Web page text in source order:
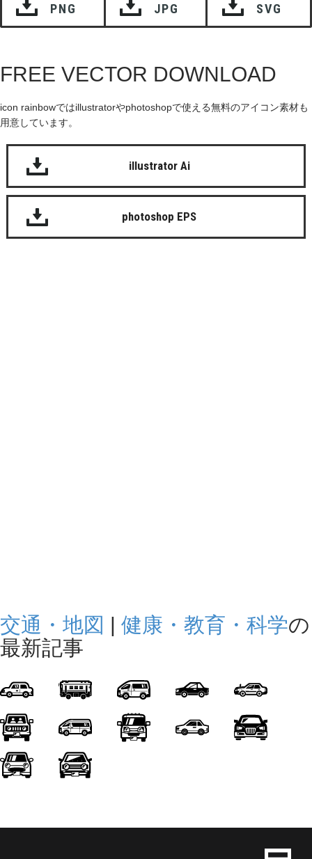
PNG JPG SVG
FREE VECTOR DOWNLOAD
icon rainbowではillustratorやphotoshopで使える無料のアイコン素材も
用意しています。
illustrator Ai
photoshop EPS
交通・地図 | 健康・教育・科学の
最新記事